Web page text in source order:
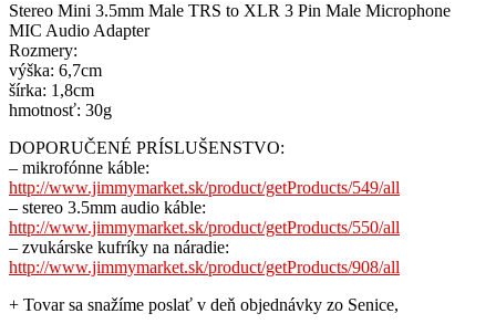
Stereo Mini 3.5mm Male TRS to XLR 3 Pin Male Microphone
MIC Audio Adapter
Rozmery:
výška: 6,7cm
šírka: 1,8cm
hmotnosť: 30g
DOPORUČENÉ PRÍSLUŠENSTVO:
– mikrofónne káble:
http://www.jimmymarket.sk/product/getProducts/549/all
– stereo 3.5mm audio káble:
http://www.jimmymarket.sk/product/getProducts/550/all
– zvukárske kufríky na náradie:
http://www.jimmymarket.sk/product/getProducts/908/all
+ Tovar sa snažíme poslať v deň objednávky zo Senice,